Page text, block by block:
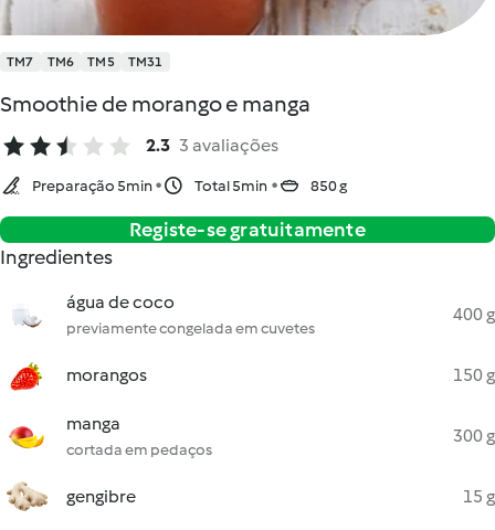
TM7 TM6 TM5 TM31
Smoothie de morango e manga
2.3 3 avaliações
Preparação 5min Total 5min 850 g
Registe-se gratuitamente
Ingredientes
água de coco
previamente congelada em cuvetes
400 g
morangos 150 g
manga
cortada em pedaços
300 g
gengibre 15 g